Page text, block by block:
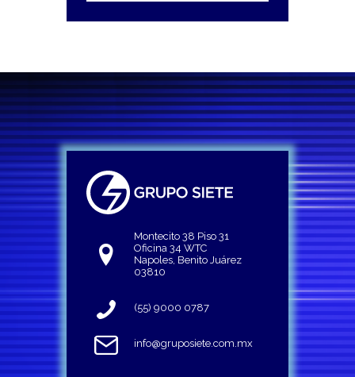
Montecito 38 Piso 31
Oficina 34 WTC
Napoles, Benito Juárez
03810
(55) 9000 0787
info@gruposiete.com.mx